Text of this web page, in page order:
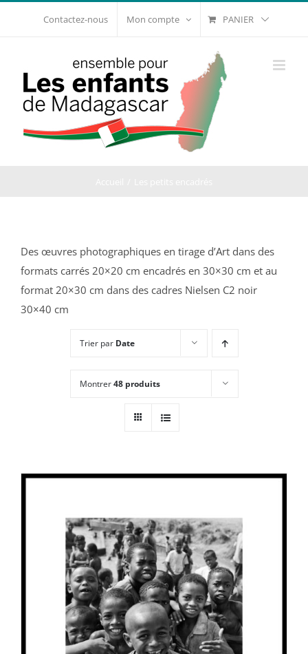
Contactez-nous Mon compte PANIER
Des œuvres photographiques en tirage d’Art dans des
formats carrés 20×20 cm encadrés en 30×30 cm et au
format 20×30 cm dans des cadres Nielsen C2 noir
30×40 cm
Trier par Date
Montrer48 produits